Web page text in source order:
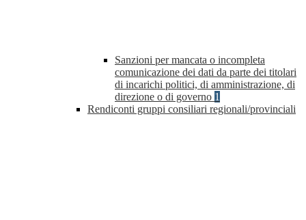
Sanzioni per mancata o incompleta
comunicazione dei dati da parte dei titolari
di incarichi politici, di amministrazione, di
direzione o di governo 1
Rendiconti gruppi consiliari regionali/provinciali